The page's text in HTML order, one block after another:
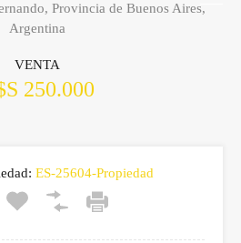
Provincia de Buenos Aires,
Argentina
VENTA
250.000
ES-25604-Propiedad